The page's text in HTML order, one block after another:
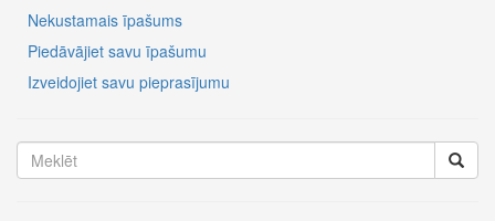
Nekustamais īpašums
Piedāvājiet savu īpašumu
Izveidojiet savu pieprasījumu